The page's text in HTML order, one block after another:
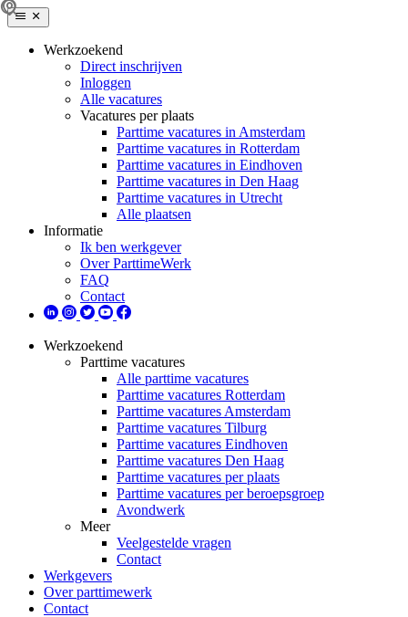
Werkzoekend
Direct inschrijven
Inloggen
Alle vacatures
Vacatures per plaats
Parttime vacatures in Amsterdam
Parttime vacatures in Rotterdam
Parttime vacatures in Eindhoven
Parttime vacatures in Den Haag
Parttime vacatures in Utrecht
Alle plaatsen
Informatie
Ik ben werkgever
Over ParttimeWerk
FAQ
Contact
Werkzoekend
Parttime vacatures
Alle parttime vacatures
Parttime vacatures Rotterdam
Parttime vacatures Amsterdam
Parttime vacatures Tilburg
Parttime vacatures Eindhoven
Parttime vacatures Den Haag
Parttime vacatures per plaats
Parttime vacatures per beroepsgroep
Avondwerk
Meer
Veelgestelde vragen
Contact
Werkgevers
Over parttimewerk
Contact